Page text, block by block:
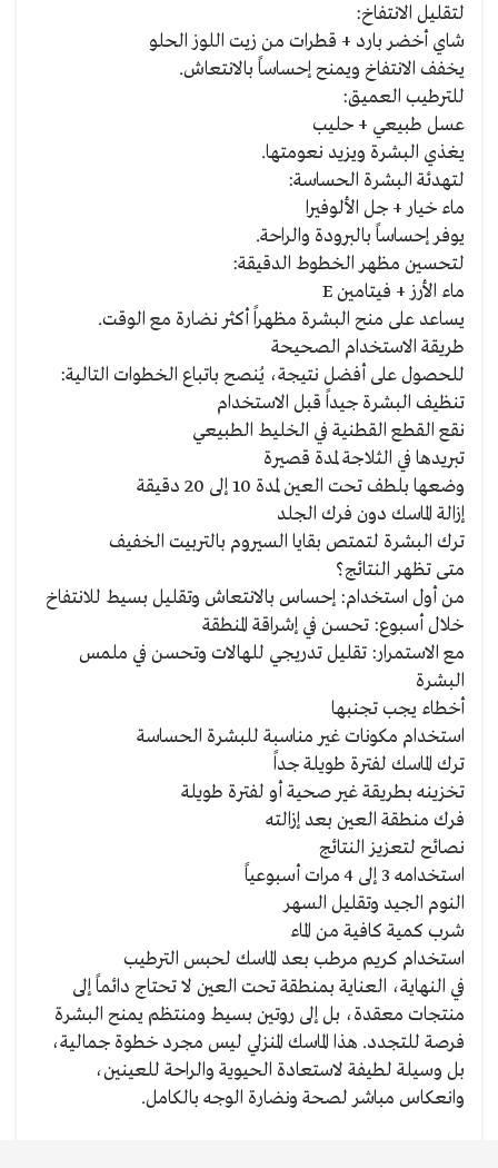
لتقليل الانتفاخ:
شاي أخضر بارد + قطرات من زيت اللوز الحلو
يخفف الانتفاخ ويمنح إحساساً بالانتعاش.
للترطيب العميق:
عسل طبيعي + حليب
يغذي البشرة ويزيد نعومتها.
لتهدئة البشرة الحساسة:
ماء خيار + جل الألوفيرا
يوفر إحساساً بالبرودة والراحة.
لتحسين مظهر الخطوط الدقيقة:
ماء الأرز + فيتامين E
يساعد على منح البشرة مظهراً أكثر نضارة مع الوقت.
طريقة الاستخدام الصحيحة
للحصول على أفضل نتيجة، يُنصح باتباع الخطوات التالية:
تنظيف البشرة جيداً قبل الاستخدام
نقع القطع القطنية في الخليط الطبيعي
تبريدها في الثلاجة لمدة قصيرة
وضعها بلطف تحت العين لمدة 10 إلى 20 دقيقة
إزالة الماسك دون فرك الجلد
ترك البشرة لتمتص بقايا السيروم بالتربيت الخفيف
متى تظهر النتائج؟
من أول استخدام: إحساس بالانتعاش وتقليل بسيط للانتفاخ
خلال أسبوع: تحسن في إشراقة المنطقة
مع الاستمرار: تقليل تدريجي للهالات وتحسن في ملمس
البشرة
أخطاء يجب تجنبها
استخدام مكونات غير مناسبة للبشرة الحساسة
ترك الماسك لفترة طويلة جداً
تخزينه بطريقة غير صحية أو لفترة طويلة
فرك منطقة العين بعد إزالته
نصائح لتعزيز النتائج
استخدامه 3 إلى 4 مرات أسبوعياً
النوم الجيد وتقليل السهر
شرب كمية كافية من الماء
استخدام كريم مرطب بعد الماسك لحبس الترطيب
في النهاية، العناية بمنطقة تحت العين لا تحتاج دائماً إلى
منتجات معقدة، بل إلى روتين بسيط ومنتظم يمنح البشرة
فرصة للتجدد. هذا الماسك المنزلي ليس مجرد خطوة جمالية،
بل وسيلة لطيفة لاستعادة الحيوية والراحة للعينين،
وانعكاس مباشر لصحة ونضارة الوجه بالكامل.